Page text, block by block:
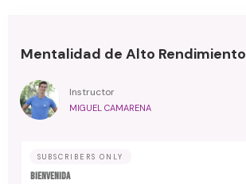
Mentalidad de Alto Rendimiento
Instructor
MIGUEL CAMARENA
SUBSCRIBERS ONLY
BIENVENIDA